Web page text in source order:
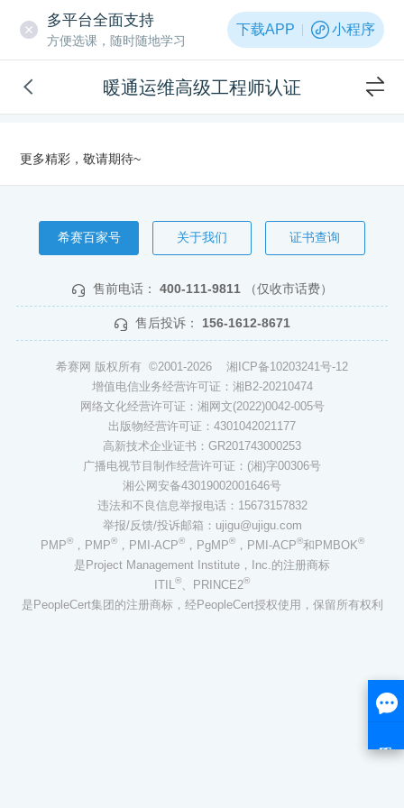
多平台全面支持
方便选课，随时随地学习
下载APP 小程序
暖通运维高级工程师认证
更多精彩，敬请期待~
希赛百家号 关于我们 证书查询
售前电话： 400-111-9811 （仅收市话费）
售后投诉： 156-1612-8671
希赛网 版权所有 ©2001-2026 湘ICP备10203241号-12
增值电信业务经营许可证：湘B2-20210474
网络文化经营许可证：湘网文(2022)0042-005号
出版物经营许可证：4301042021177
高新技术企业证书：GR201743000253
广播电视节目制作经营许可证：(湘)字00306号
湘公网安备43019002001646号
违法和不良信息举报电话：15673157832
举报/反馈/投诉邮箱：ujigu@ujigu.com
PMP®，PMP®，PMI-ACP®，PgMP®，PMI-ACP®和PMBOK®
是Project Management Institute，Inc.的注册商标
ITIL®、PRINCE2®
是PeopleCert集团的注册商标，经PeopleCert授权使用，保留所有权利